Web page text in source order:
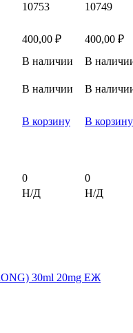
10753
10749
400,00 ₽ 400,00 ₽
В наличии В
В наличии В
В корзину В корзину
0
0
Н/Д
Н/Д